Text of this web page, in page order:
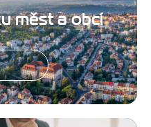
měst a obcí